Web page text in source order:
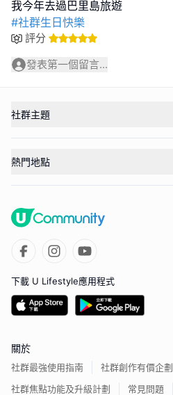
#社群生日快樂
評分
發表第一個留言...
社群主題
熱門地點
下載 U Lifestyle應用程式
關於
社群最強使用指南
社群創作有價企劃
社群焦點功能及升級計劃
常見問題